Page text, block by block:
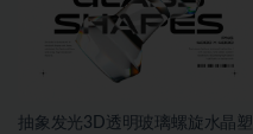
抽象发光3D透明玻璃螺旋水晶塑